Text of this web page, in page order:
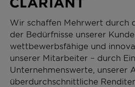
Wir schaffen Mehrwert durch
der Bedürfnisse unserer
wettbewerbsfähige und
unserer Mitarbeiter – durch
Unternehmenswerte, unserer
überdurchschnittliche